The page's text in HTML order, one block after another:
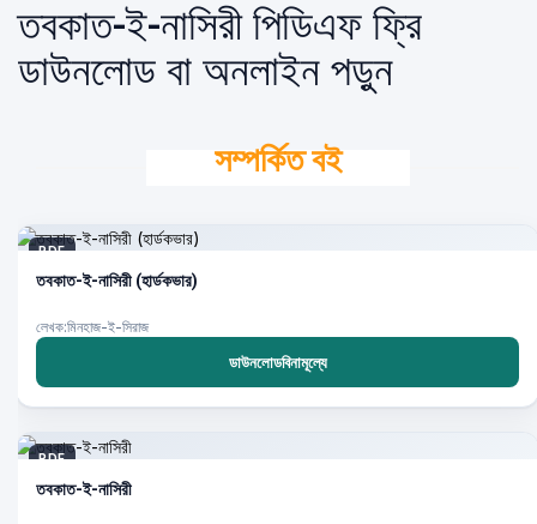
তবকাত-ই-নাসিরী পিডিএফ ফ্রি
ডাউনলোড বা অনলাইন পড়ুন
সম্পর্কিত বই
PDF
তবকাত-ই-নাসিরী (হার্ডকভার)
লেখক:মিনহাজ-ই-সিরাজ
ডাউনলোডবিনামূল্যে
PDF
তবকাত-ই-নাসিরী